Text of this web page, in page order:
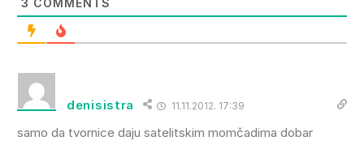
3 COMMENTS
denisistra 11.11.2012. 17:39
samo da tvornice daju satelitskim momčadima dobar